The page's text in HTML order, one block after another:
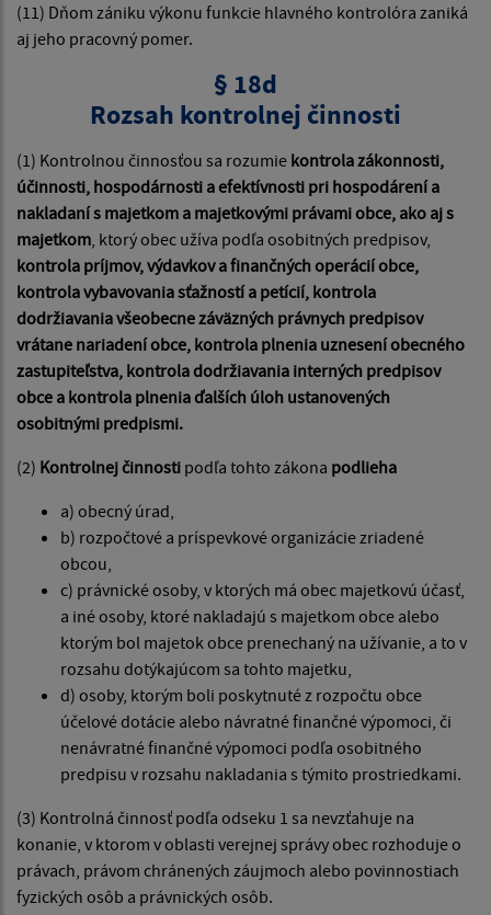
(11) Dňom zániku výkonu funkcie hlavného kontrolóra zaniká
aj jeho pracovný pomer.
§ 18d
Rozsah kontrolnej činnosti
(1) Kontrolnou činnosťou sa rozumie kontrola zákonnosti,
účinnosti, hospodárnosti a efektívnosti pri hospodárení a
nakladaní s majetkom a majetkovými právami obce, ako aj s
majetkom, ktorý obec užíva podľa osobitných predpisov,
kontrola príjmov, výdavkov a finančných operácií obce,
kontrola vybavovania sťažností a petícií, kontrola
dodržiavania všeobecne záväzných právnych predpisov
vrátane nariadení obce, kontrola plnenia uznesení obecného
zastupiteľstva, kontrola dodržiavania interných predpisov
obce a kontrola plnenia ďalších úloh ustanovených
osobitnými predpismi.
(2) Kontrolnej činnosti podľa tohto zákona podlieha
a) obecný úrad,
b) rozpočtové a príspevkové organizácie zriadené
obcou,
c) právnické osoby, v ktorých má obec majetkovú účasť,
a iné osoby, ktoré nakladajú s majetkom obce alebo
ktorým bol majetok obce prenechaný na užívanie, a to v
rozsahu dotýkajúcom sa tohto majetku,
d) osoby, ktorým boli poskytnuté z rozpočtu obce
účelové dotácie alebo návratné finančné výpomoci, či
nenávratné finančné výpomoci podľa osobitného
predpisu v rozsahu nakladania s týmito prostriedkami.
(3) Kontrolná činnosť podľa odseku 1 sa nevzťahuje na
konanie, v ktorom v oblasti verejnej správy obec rozhoduje o
právach, právom chránených záujmoch alebo povinnostiach
fyzických osôb a právnických osôb.